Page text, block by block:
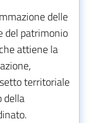
delle
del patrimonio
attiene la
territoriale
della